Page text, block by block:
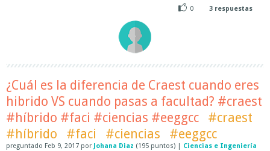
0
3 respuestas
¿Cuál es la diferencia de Craest cuando eres
hibrido VS cuando pasas a facultad? #craest
#híbrido #faci #ciencias #eeggcc
#craest
#híbrido
#faci #ciencias #eeggcc
preguntado Feb 9, 2017 por Johana Diaz (195 puntos) | Ciencias e Ingeniería